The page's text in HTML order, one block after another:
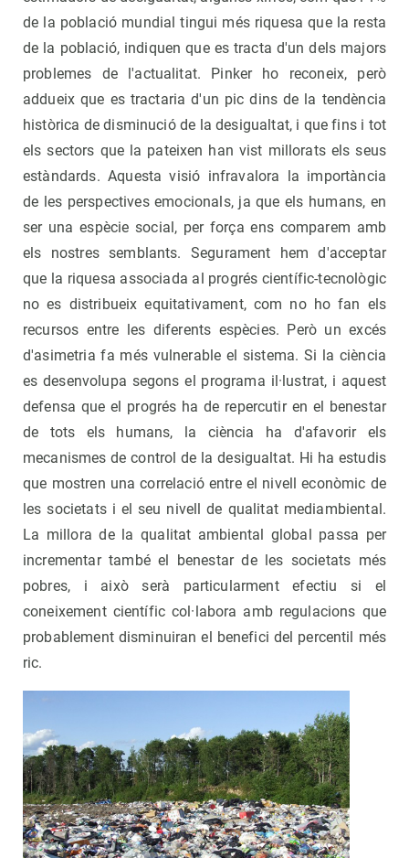
de la població mundial tingui més riquesa que la resta
de la població, indiquen que es tracta d'un dels majors
problemes de l'actualitat. Pinker ho reconeix, però
addueix que es tractaria d'un pic dins de la tendència
històrica de disminució de la desigualtat, i que fins i tot
els sectors que la pateixen han vist millorats els seus
estàndards. Aquesta visió infravalora la importància
de les perspectives emocionals, ja que els humans, en
ser una espècie social, per força ens comparem amb
els nostres semblants. Segurament hem d'acceptar
que la riquesa associada al progrés científic-tecnològic
no es distribueix equitativament, com no ho fan els
recursos entre les diferents espècies. Però un excés
d'asimetria fa més vulnerable el sistema. Si la ciència
es desenvolupa segons el programa il·lustrat, i aquest
defensa que el progrés ha de repercutir en el benestar
de tots els humans, la ciència ha d'afavorir els
mecanismes de control de la desigualtat. Hi ha estudis
que mostren una correlació entre el nivell econòmic de
les societats i el seu nivell de qualitat mediambiental.
La millora de la qualitat ambiental global passa per
incrementar també el benestar de les societats més
pobres, i això serà particularment efectiu si el
coneixement científic col·labora amb regulacions que
probablement disminuiran el benefici del percentil més
ric.